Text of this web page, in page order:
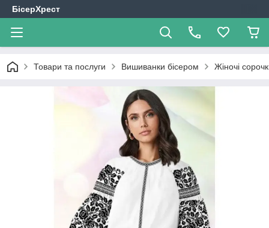
БісерХрест
Товари та послуги Вишиванки бісером Жіночі